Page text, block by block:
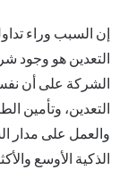
الشركة على أن
التعدين، وتأمين
والعمل على مدار
الذكية الأوسع